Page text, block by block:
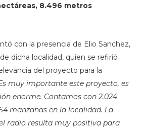
8.496 metros
con la presencia de Elio Sanchez,
dicha localidad, quien se refirió
del proyecto para la
muy importante este proyecto, es
enorme. Contamos con 2.024
manzanas en la localidad. La
radio resulta muy positiva para